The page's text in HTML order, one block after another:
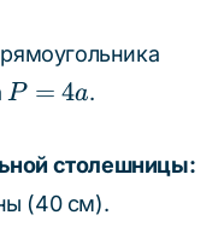
b)
P
P = 4a.
столешницы:
(40 см).